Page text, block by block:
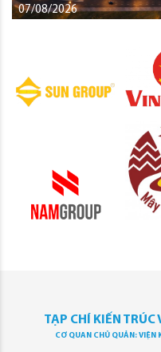
07/08/2026
TẠP CHÍ KIẾN
CƠ QUAN CHỦ QUẢN: VIỆN